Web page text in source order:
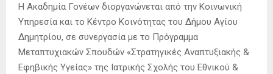
Η Ακαδημία Γονέων διοργανώνεται από την Κοινωνική
Υπηρεσία και το Κέντρο Κοινότητας του Δήμου Αγίου
Δημητρίου, σε συνεργασία με τo Πρόγραμμα
Μεταπτυχιακών Σπουδών «Στρατηγικές Αναπτυξιακής &
Εφηβικής Υγείας» της Ιατρικής Σχολής του Εθνικού &